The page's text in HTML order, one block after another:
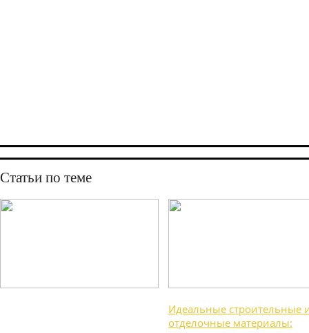
Статьи по теме
Идеальные строительные
отделочные материалы: